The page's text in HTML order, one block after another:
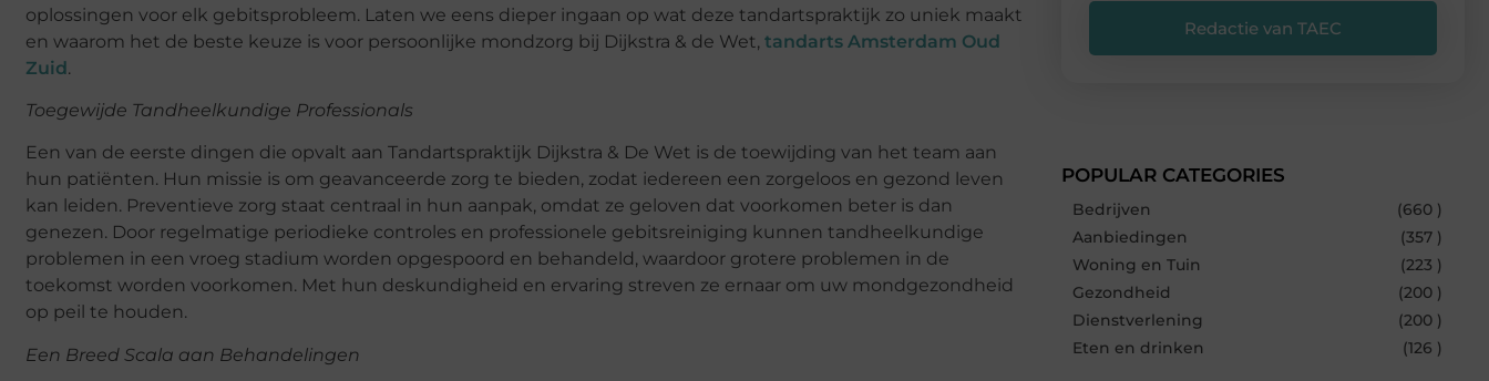
oplossingen voor elk gebitsprobleem. Laten we eens dieper ingaan op wat deze tandartspraktijk zo uniek maakt
en waarom het de beste keuze is voor persoonlijke mondzorg bij Dijkstra & de Wet, tandarts Amsterdam Oud
Zuid.
Toegewijde Tandheelkundige Professionals
Een van de eerste dingen die opvalt aan Tandartspraktijk Dijkstra & De Wet is de toewijding van het team aan
hun patiënten. Hun missie is om geavanceerde zorg te bieden, zodat iedereen een zorgeloos en gezond leven
kan leiden. Preventieve zorg staat centraal in hun aanpak, omdat ze geloven dat voorkomen beter is dan
genezen. Door regelmatige periodieke controles en professionele gebitsreiniging kunnen tandheelkundige
problemen in een vroeg stadium worden opgespoord en behandeld, waardoor grotere problemen in de
toekomst worden voorkomen. Met hun deskundigheid en ervaring streven ze ernaar om uw mondgezondheid
op peil te houden.
Een Breed Scala aan Behandelingen
Redactie van TAEC
POPULAR CATEGORIES
Bedrijven
(660 )
Aanbiedingen
(357 )
Woning en Tuin
(223 )
Gezondheid
(200 )
Dienstverlening
(200 )
Eten en drinken
(126 )